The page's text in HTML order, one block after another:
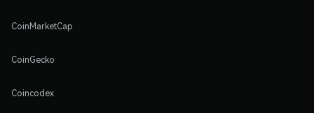
CoinMarketCap
CoinGecko
Coincodex